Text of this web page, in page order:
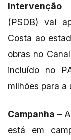
Intervenção
(PSDB) vai
Costa ao
obras no
incluído no
milhões para a
Campanha –
está em